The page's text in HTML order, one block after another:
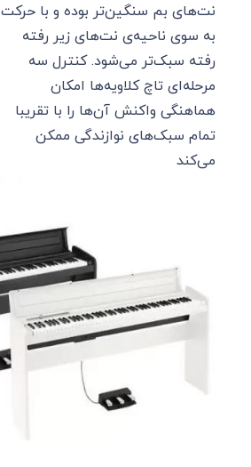
نت‌های بم سنگین‌تر بوده و با حرکت
به سوی ناحیه‌ی نت‌های زیر رفته
رفته سبک‌تر می‌شود. کنترل سه
مرحله‌ای تاچ کلاویه‌ها امکان
هماهنگی واکنش آن‌ها را با تقریبا
تمام سبک‌های نوازندگی ممکن
می‌کند